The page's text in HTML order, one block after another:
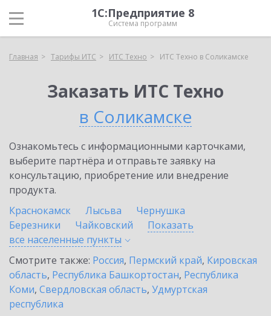
1С:Предприятие 8
Система программ
Главная Тарифы ИТС ИТС Техно ИТС Техно в Соликамске
Заказать ИТС Техно
в Соликамске
Ознакомьтесь с информационными карточками,
выберите партнёра и отправьте заявку на
консультацию, приобретение или внедрение
продукта.
Краснокамск
Лысьва
Чернушка
Березники
Чайковский
Показать
все населенные пункты
Смотрите также: Россия, Пермский край, Кировская
область, Республика Башкортостан, Республика
Коми, Свердловская область, Удмуртская
республика